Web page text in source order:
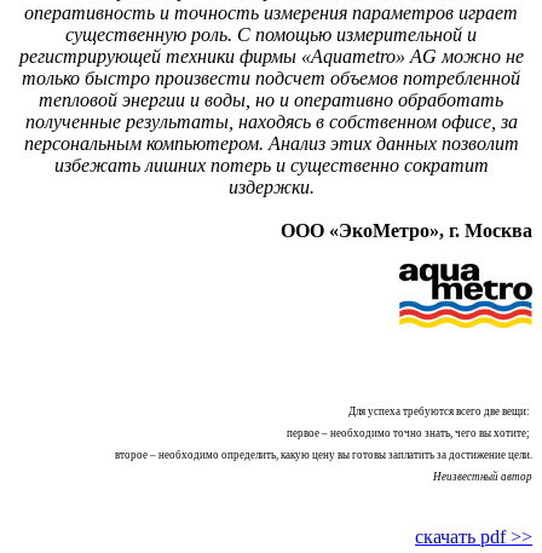
оперативность и точность измерения параметров играет
существенную роль. С помощью измерительной и
регистрирующей техники фирмы «Aquametro» AG можно не
только быстро произвести подсчет объемов потребленной
тепловой энергии и воды, но и оперативно обработать
полученные результаты, находясь в собственном офисе, за
персональным компьютером. Анализ этих данных позволит
избежать лишних потерь и существенно сократит
издержки.
ООО «ЭкоМетро», г. Москва
Для успеха требуются всего две вещи:
первое – необходимо точно знать, чего вы хотите;
второе – необходимо определить, какую цену вы готовы заплатить за достижение цели.
Неизвестный автор
скачать pdf >>